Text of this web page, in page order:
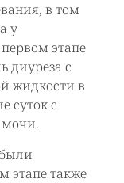
в том
у
этапе
диуреза с
жидкости в
суток с
мочи.
этапе также